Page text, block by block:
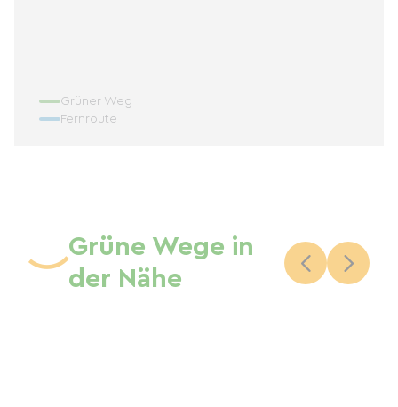
Grüner Weg
Fernroute
Grüne Wege in
der Nähe